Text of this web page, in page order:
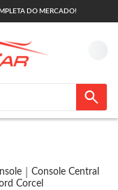
DO MERCADO!
Console Central
Corcel